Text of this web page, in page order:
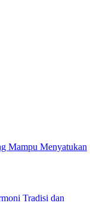
Mampu Menyatukan